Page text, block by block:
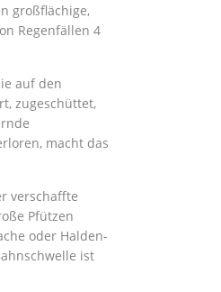
großflächige,
Regenfällen 4
auf den
zugeschüttet,
macht das
verschaffte
Pfützen
oder Halden-
ist